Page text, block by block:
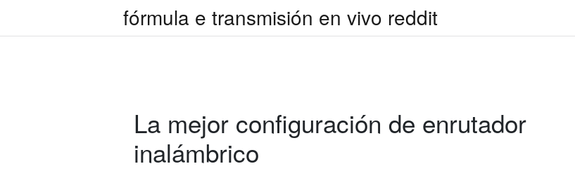
fórmula e transmisión en vivo reddit
La mejor configuración de enrutador
inalámbrico